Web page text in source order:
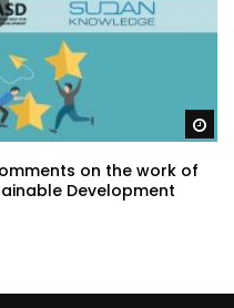
on the work of
Development